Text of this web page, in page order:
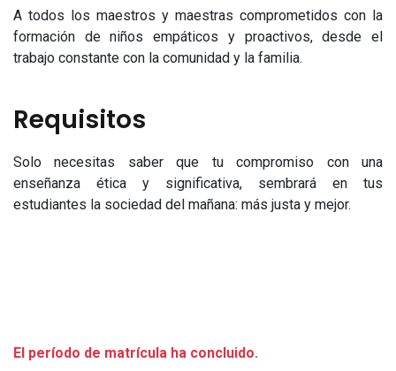
A todos los maestros y maestras comprometidos con la
formación de niños empáticos y proactivos, desde el
trabajo constante con la comunidad y la familia.
Requisitos
Solo necesitas saber que tu compromiso con una
enseñanza ética y significativa, sembrará en tus
estudiantes la sociedad del mañana: más justa y mejor.
El período de matrícula ha concluido.